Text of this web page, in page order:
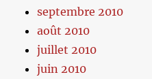
septembre 2010
août 2010
juillet 2010
juin 2010